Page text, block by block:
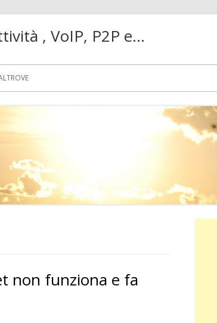
, VoIP, P2P e…
non funziona e fa